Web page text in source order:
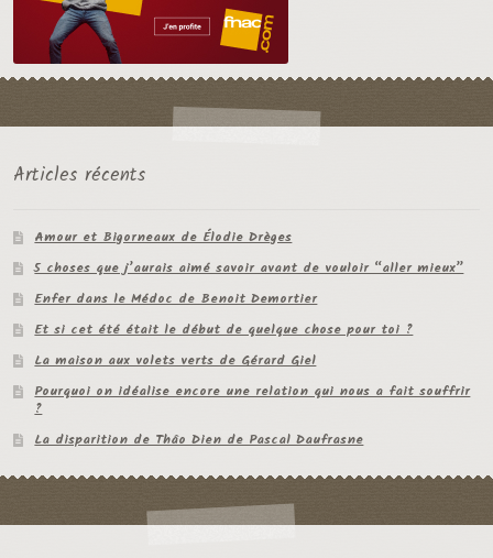
Articles récents
Amour et Bigorneaux de Élodie Drèges
5 choses que j’aurais aimé savoir avant de vouloir “aller mieux”
Enfer dans le Médoc de Benoit Demortier
Et si cet été était le début de quelque chose pour toi ?
La maison aux volets verts de Gérard Giel
Pourquoi on idéalise encore une relation qui nous a fait souffrir
?
La disparition de Thâo Dien de Pascal Daufrasne